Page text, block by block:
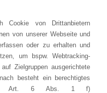
Cookie von Drittanbietern
von unserer Webseite und
oder zu erhalten und
um bspw. Webtracking-
Zielgruppen ausgerichtete
besteht ein berechtigtes
Art. 6 Abs. 1 f)